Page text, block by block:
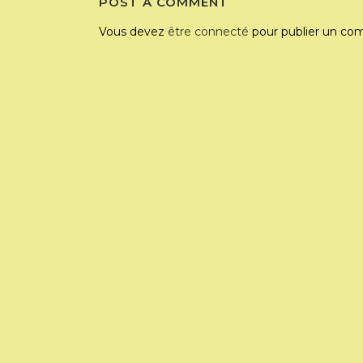
Vous devez être connecté pour publier un